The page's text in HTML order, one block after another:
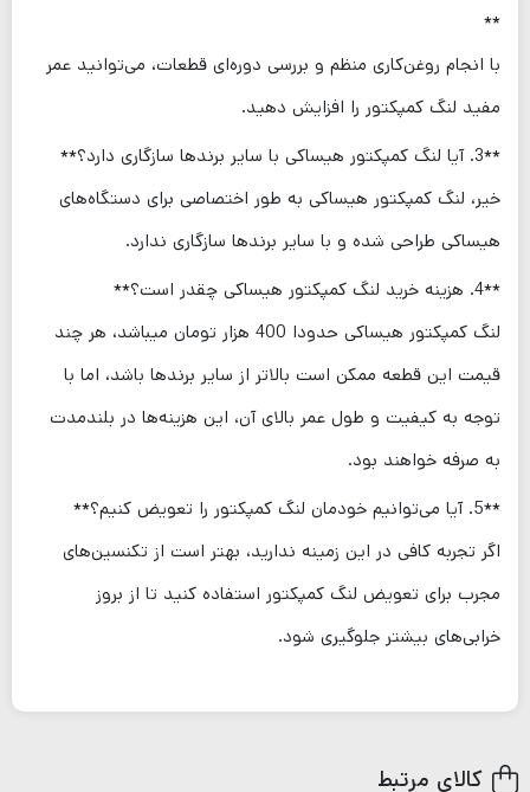
**
با انجام روغن‌کاری منظم و بررسی دوره‌ای قطعات، می‌توانید عمر
مفید لنگ کمپکتور را افزایش دهید.
**3. آیا لنگ کمپکتور هیساکی با سایر برندها سازگاری دارد؟**
خیر، لنگ کمپکتور هیساکی به طور اختصاصی برای دستگاه‌های
هیساکی طراحی شده و با سایر برندها سازگاری ندارد.
**4. هزینه خرید لنگ کمپکتور هیساکی چقدر است؟**
لنگ کمپکتور هیساکی حدودا 400 هزار تومان میباشد، هر چند
قیمت این قطعه ممکن است بالاتر از سایر برندها باشد، اما با
توجه به کیفیت و طول عمر بالای آن، این هزینه‌ها در بلندمدت
به صرفه خواهند بود.
**5. آیا می‌توانیم خودمان لنگ کمپکتور را تعویض کنیم؟**
اگر تجربه کافی در این زمینه ندارید، بهتر است از تکنسین‌های
مجرب برای تعویض لنگ کمپکتور استفاده کنید تا از بروز
خرابی‌های بیشتر جلوگیری شود.
کالای مرتبط